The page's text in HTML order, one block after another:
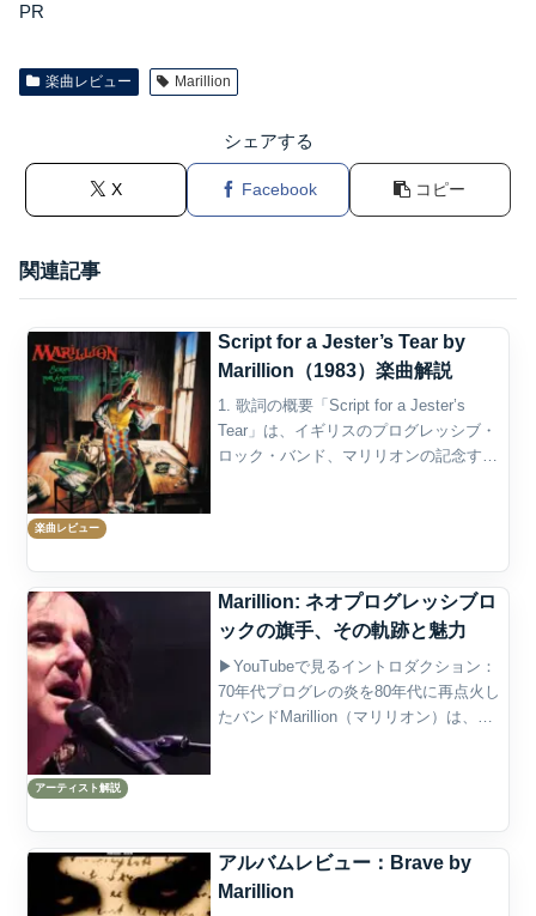
PR
楽曲レビュー Marillion
シェアする
X Facebook コピー
関連記事
楽曲レビュー
Script for a Jester’s Tear by
Marillion（1983）楽曲解説
1. 歌詞の概要「Script for a Jester’s
Tear」は、イギリスのプログレッシブ・
ロック・バンド、マリリオンの記念すべ
アーティスト解説
Marillion: ネオプログレッシブロ
ックの旗手、その軌跡と魅力
▶YouTubeで見るイントロダクション：
70年代プログレの炎を80年代に再点火し
たバンドMarillion（マリリオン）は、イ
アルバムレビュー：Brave by
Marillion